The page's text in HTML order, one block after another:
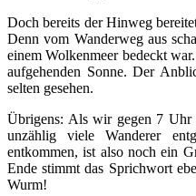
Doch bereits der Hinweg
Denn vom Wanderweg aus
einem Wolkenmeer bedeckt
aufgehenden Sonne. Der
selten gesehen.
Übrigens: Als wir gegen 7 Uhr
unzählig viele Wanderer
entkommen, ist also noch ein
Ende stimmt das Sprichwort
Wurm!